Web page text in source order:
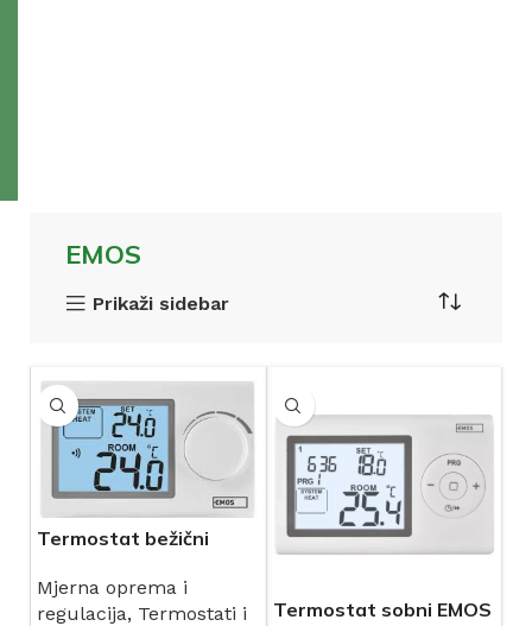
EMOS
Prikaži sidebar
Termostat bežični
Mjerna oprema i
regulacija, Termostati i
Termostat sobni EMOS